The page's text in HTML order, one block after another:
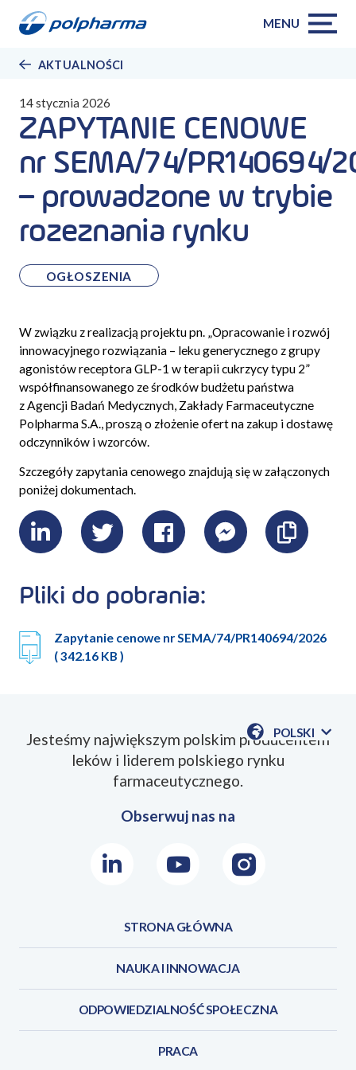
MENU
AKTUALNOŚCI
14 stycznia 2026
ZAPYTANIE CENOWE
nr SEMA/74/PR140694/
– prowadzone w trybie
rozeznania rynku
OGŁOSZENIA
W związku z realizacją projektu pn. „Opracowanie i rozwój
innowacyjnego rozwiązania – leku generycznego z grupy
agonistów receptora GLP-1 w terapii cukrzycy typu 2”
współfinansowanego ze środków budżetu państwa
z Agencji Badań Medycznych, Zakłady Farmaceutyczne
Polpharma S.A., proszą o złożenie ofert na zakup i dostawę
odczynników i wzorców.
Szczegóły zapytania cenowego znajdują się w załączonych
poniżej dokumentach.
LinkedInTwitterFacebookMessenger
Pliki do pobrania:
Zapytanie cenowe nr SEMA/74/PR140694/2026
( 342.16 KB )
POLSKI
POKAŻ
Jesteśmy największym polskim producentem
leków i liderem polskiego rynku
farmaceutycznego.
Obserwuj nas na
LinkedInYoutubeInstagram
STRONA GŁÓWNA
NAUKA I INNOWACJA
ODPOWIEDZIALNOŚĆ SPOŁECZNA
PRACA